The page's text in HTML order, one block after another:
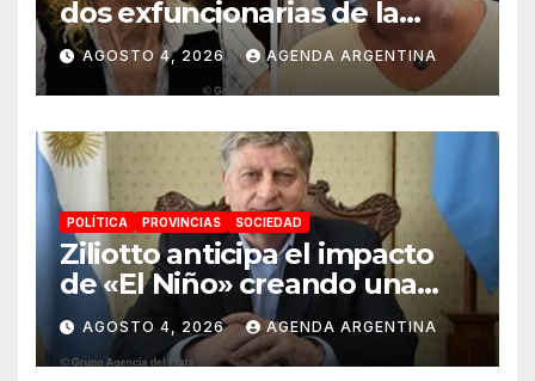
dos exfuncionarias de la
ANMAT y el INAME por la
causa del fentanilo
contaminado
AGOSTO 4, 2026 AGENDA ARGENTINA
POLÍTICA PROVINCIAS SOCIEDAD
Ziliotto anticipa el impacto
de «El Niño» creando una
«Unidad de Gestión» para
proteger el territorio
pampeano
AGOSTO 4, 2026 AGENDA ARGENTINA